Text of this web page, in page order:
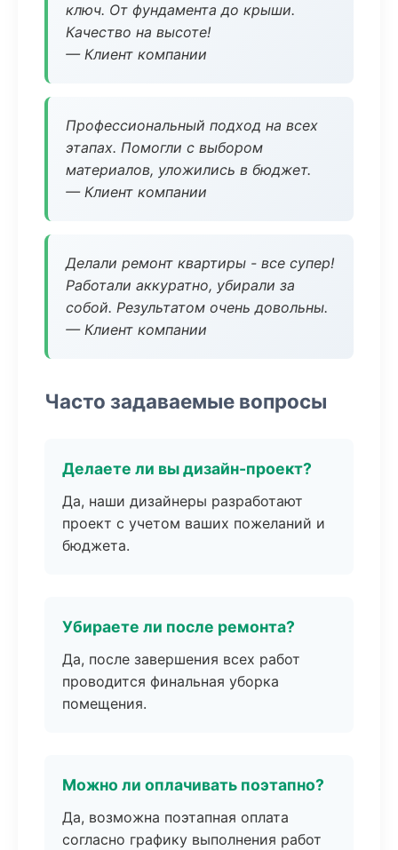
ключ. От фундамента до крыши.
Качество на высоте!
— Клиент компании
Профессиональный подход на всех
этапах. Помогли с выбором
материалов, уложились в бюджет.
— Клиент компании
Делали ремонт квартиры - все супер!
Работали аккуратно, убирали за
собой. Результатом очень довольны.
— Клиент компании
Часто задаваемые вопросы
Делаете ли вы дизайн-проект?
Да, наши дизайнеры разработают
проект с учетом ваших пожеланий и
бюджета.
Убираете ли после ремонта?
Да, после завершения всех работ
проводится финальная уборка
помещения.
Можно ли оплачивать поэтапно?
Да, возможна поэтапная оплата
согласно графику выполнения работ